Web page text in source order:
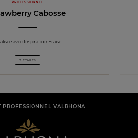
PROFESSIONNEL
Cabosse
avec Inspiration Fraise
2 ÉTAPES
PROFESSIONNEL VALRHONA